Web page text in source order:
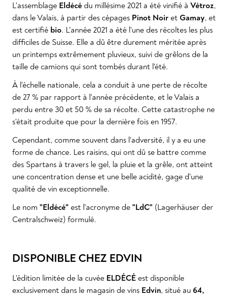
L'assemblage Eldécé du millésime 2021 a été vinifié à Vétroz,
dans le Valais, à partir des cépages Pinot Noir et Gamay, et
est certifié bio. L'année 2021 a été l'une des récoltes les plus
difficiles de Suisse. Elle a dû être durement méritée après
un printemps extrêmement pluvieux, suivi de grêlons de la
taille de camions qui sont tombés durant l'été.
À l'échelle nationale, cela a conduit à une perte de récolte
de 27 % par rapport à l'année précédente, et le Valais a
perdu entre 30 et 50 % de sa récolte. Cette catastrophe ne
s'était produite que pour la dernière fois en 1957.
Cependant, comme souvent dans l'adversité, il y a eu une
forme de chance. Les raisins, qui ont dû se battre comme
des Spartans à travers le gel, la pluie et la grêle, ont atteint
une concentration dense et une belle acidité, gage d'une
qualité de vin exceptionnelle.
Le nom "Eldécé" est l'acronyme de "LdC" (Lagerhäuser der
Centralschweiz) formulé.
DISPONIBLE CHEZ EDVIN
L'édition limitée de la cuvée ELDÉCÉ est disponible
exclusivement dans le magasin de vins Edvin, situé au 64,